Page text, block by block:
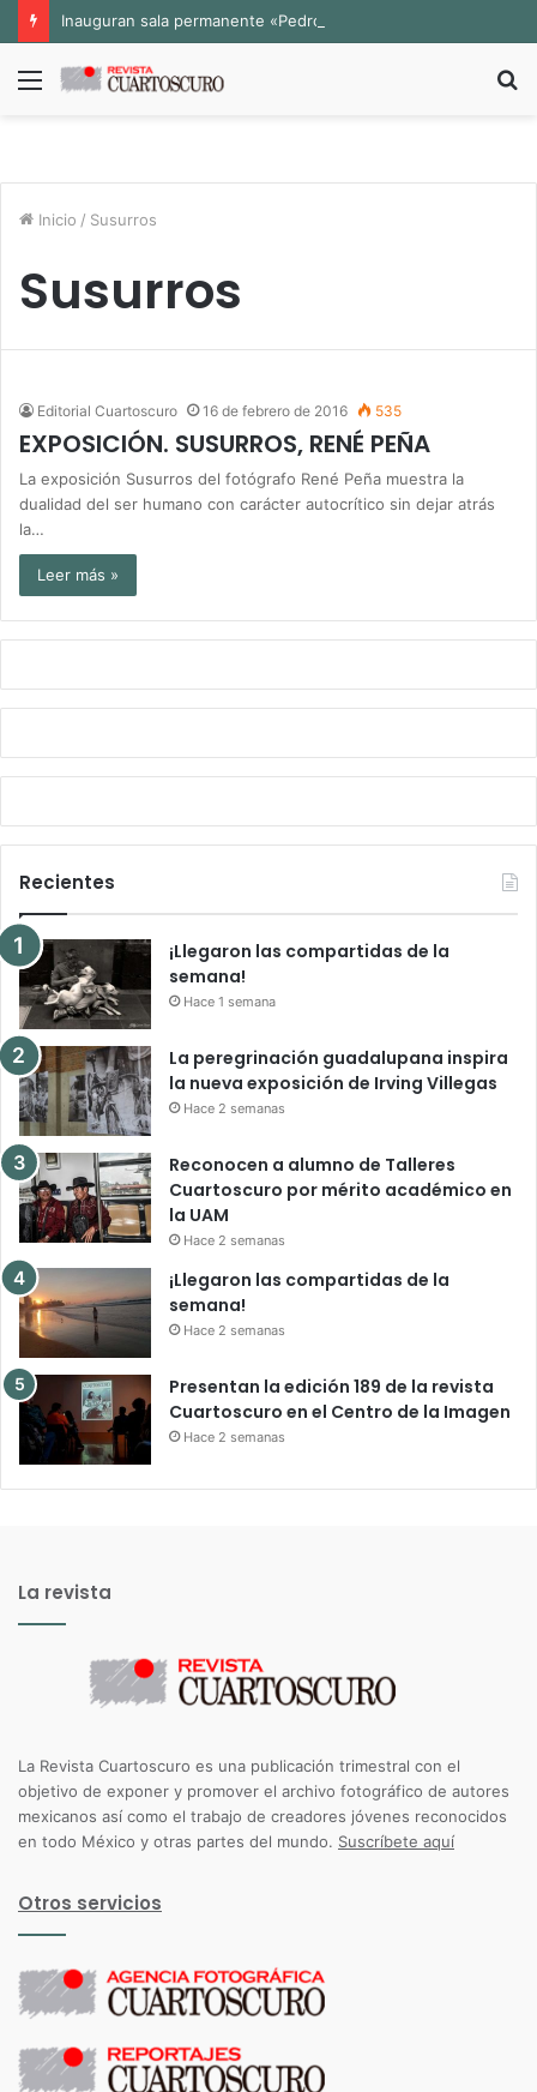
Menú
Inicio / Susurros
Susurros
Editorial Cuartoscuro 16 de febrero de 2016 535
EXPOSICIÓN. SUSURROS, RENÉ PEÑA
La exposición Susurros del fotógrafo René Peña muestra la
dualidad del ser humano con carácter autocrítico sin dejar atrás
la…
Leer más »
Recientes
¡Llegaron las compartidas de la
semana!
Hace 1 semana
La peregrinación guadalupana inspira
la nueva exposición de Irving Villegas
Hace 2 semanas
Reconocen a alumno de Talleres
Cuartoscuro por mérito académico en
la UAM
Hace 2 semanas
¡Llegaron las compartidas de la
semana!
Hace 2 semanas
Presentan la edición 189 de la revista
Cuartoscuro en el Centro de la Imagen
Hace 2 semanas
La revista
La Revista Cuartoscuro es una publicación trimestral con el
objetivo de exponer y promover el archivo fotográfico de autores
mexicanos así como el trabajo de creadores jóvenes reconocidos
en todo México y otras partes del mundo. Suscríbete aquí
Otros servicios